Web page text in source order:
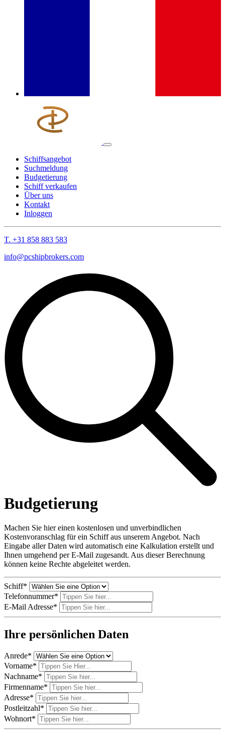
Schiffsangebot
Suchmeldung
Budgetierung
Schiff verkaufen
Über uns
Kontakt
Inloggen
T. +31 858 883 583
info@pcshipbrokers.com
Budgetierung
Machen Sie hier einen kostenlosen und unverbindlichen
Kostenvoranschlag für ein Schiff aus unserem Angebot. Nach
Eingabe aller Daten wird automatisch eine Kalkulation erstellt und
Ihnen umgehend per E-Mail zugesandt. Aus dieser Berechnung
können keine Rechte abgeleitet werden.
Schiff*
Telefonnummer*
E-Mail Adresse*
Ihre persönlichen Daten
Anrede*
Vorname*
Nachname*
Firmenname*
Adresse*
Postleitzahl*
Wohnort*